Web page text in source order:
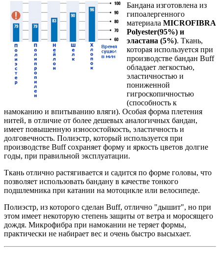
Бандана изготовлена из
гипоалергенного
материала MICROFIBRA
Polyester(95%) и
эластана (5%). Ткань,
которая используется при
производстве бандан Buff
обладает легкостью,
эластичностью и
пониженной
гигроскопичностью
(способность к
намоканию и впитыванию вляги). Особая форма плетения
нитей, в отличие от более дешевых аналогичных бандан,
имеет повышенную износостойкость, эластичность и
долговечность. Полиэстр, который используется при
производстве Buff сохраняет форму и яркость цветов долгие
годы, при правильной эксплуатации.
Ткань отлично растягивается и садится по форме головы, что
позволяет использовать бандану в качестве тонкого
подшлемника при катании на мотоцикле или велосипеде.
Полиэстр, из которого сделан Buff, отлично "дышит", но при
этом имеет некоторую степень защиты от ветра и моросящего
дождя. Микрофибра при намокании не теряет формы,
практически не набирает вес и очень быстро высыхает.